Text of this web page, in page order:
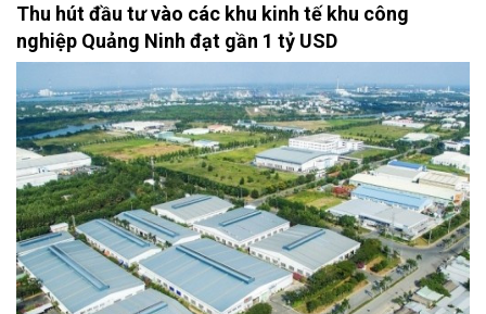
Thu hút đầu tư vào các khu kinh tế khu công
nghiệp Quảng Ninh đạt gần 1 tỷ USD